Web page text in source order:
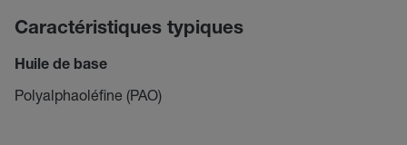
Caractéristiques typiques
Huile de base
Polyalphaoléfine (PAO)